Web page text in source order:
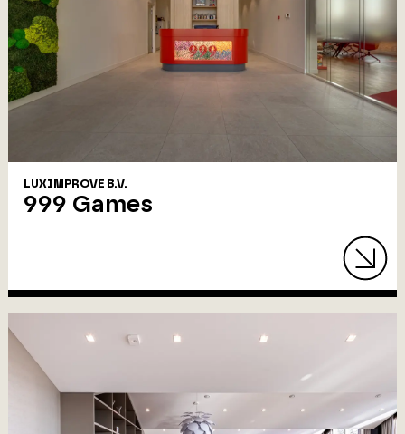
LUXIMPROVE B.V.
999 Games